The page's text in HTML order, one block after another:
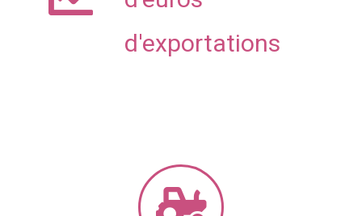
d'exportations